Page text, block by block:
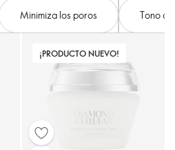
Minimiza los poros Tono
¡PRODUCTO NUEVO!